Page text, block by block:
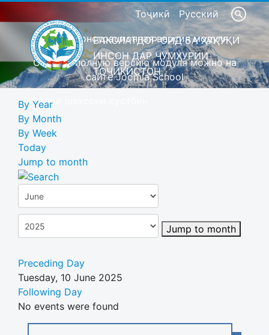
Тоҷикӣ Русский
Это демонстрационная версия модуля
Скачать полную версию модуля можно на
сайте Joomla School
Барои шахсони сустбин
ВАКОЛАТДОР ОИД БА ҲУҚУҚИ
ИНСОН ДАР ҶУМҲУРИИ
ТОҶИКИСТОН
By Year
By Month
By Week
Today
Jump to month
Jump to month
Preceding Day
Tuesday, 10 June 2025
Following Day
No events were found